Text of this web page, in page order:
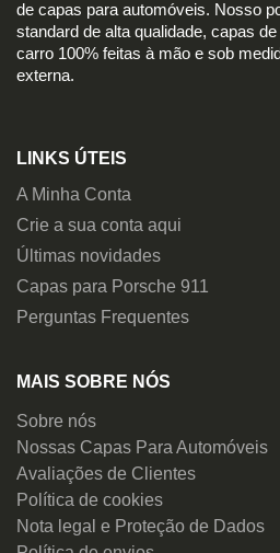
de capas para automóveis. Nosso
standard de alta qualidade, capas
carro 100% feitas à mão e sob
externa.
LINKS ÚTEIS
A Minha Conta
Crie a sua conta aqui
Últimas novidades
Capas para Porsche 911
Perguntas Frequentes
MAIS SOBRE NÓS
Sobre nós
Nossas Capas Para Automóveis
Avaliações de Clientes
Política de cookies
Nota legal e Proteção de Dados